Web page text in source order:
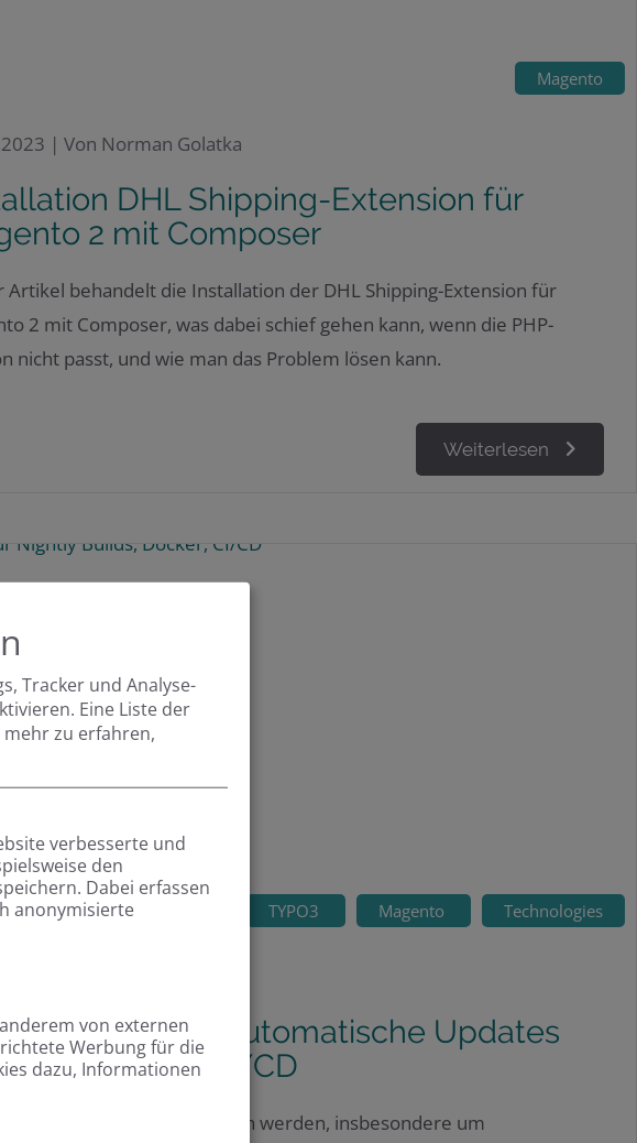
Magento
| Von Norman Golatka
DHL Shipping-Extension für
2 mit Composer
Artikel behandelt die Installation der DHL Shipping-Extension für
2 mit Composer, was dabei schief gehen kann, wenn die PHP-
nicht passt, und wie man das Problem lösen kann.
Weiterlesen
TYPO3 Magento Technologies
Builds und automatische Updates
Docker und CI/CD
System muss aktuell gehalten werden, insbesondere um
Tracker und Analyse-
Eine Liste der
mehr zu erfahren,
verbesserte und
den
Dabei erfassen
anonymisierte
von externen
Werbung für die
dazu, Informationen